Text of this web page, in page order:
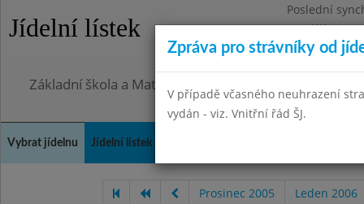
Jídelní lístek
Poslední
Pondělí
Omezení
Základní škola a Mateřská škola, Praha 4, Ohradní 49
Vybrat jídelnu Jídelní lístek
Prosinec 2005 Leden 2006
Zpráva pro strávníky od
V případě včasného neuhrazení
vydán - viz. Vnitřní řád ŠJ.